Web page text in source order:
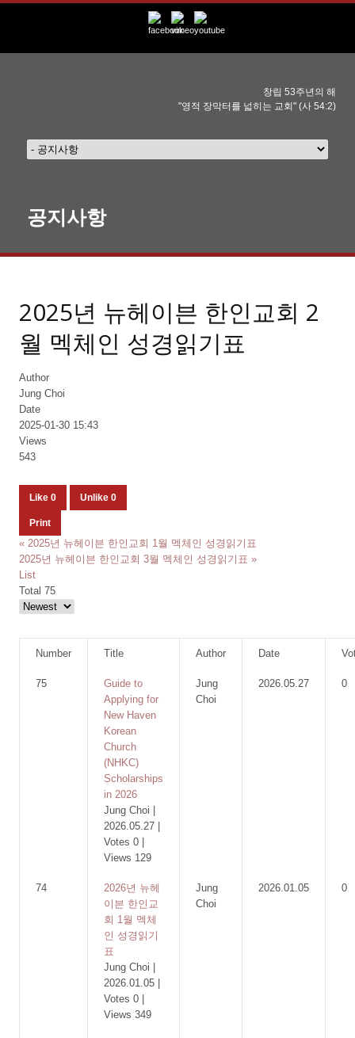
창립 53주년의 해
"영적 장막터를 넓히는 교회" (사 54:2)
공지사항
2025년 뉴헤이븐 한인교회 2
월 멕체인 성경읽기표
Author
Jung Choi
Date
2025-01-30 15:43
Views
543
Like 0 Unlike 0
Print
« 2025년 뉴헤이븐 한인교회 1월 멕체인 성경읽기표
2025년 뉴헤이븐 한인교회 3월 멕체인 성경읽기표 »
List
Total 75
Number Title Author Date
75
Guide to
Applying for
New Haven
Korean
Church
(NHKC)
Scholarships
in 2026
Jung Choi
2026.05.27
Votes 0
Views 129
Jung
Choi
2026.05.27 0
74
2026년 뉴헤
이븐 한인교
회 1월 멕체
인 성경읽기
표
Jung Choi
2026.01.05
Votes 0
Views 349
Jung
Choi
2026.01.05 0